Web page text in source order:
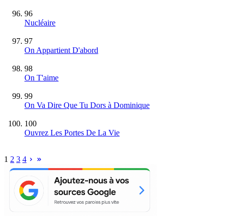
96
Nucléaire
97
On Appartient D'abord
98
On T'aime
99
On Va Dire Que Tu Dors à Dominique
100
Ouvrez Les Portes De La Vie
1 2 3 4